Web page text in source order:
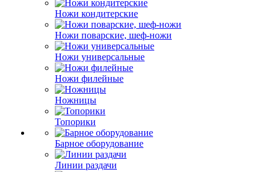
Ножи кондитерские
Ножи поварские, шеф-ножи
Ножи универсальные
Ножи филейные
Ножницы
Топорики
Барное оборудование
Линии раздачи